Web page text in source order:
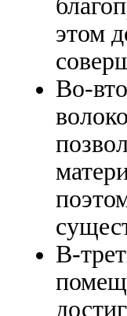
этом
Во-
В-